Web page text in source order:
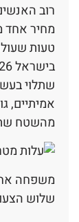
רוב
מחיר אחד
שתלוי
אמיתיים,
מהשטח
שלוש